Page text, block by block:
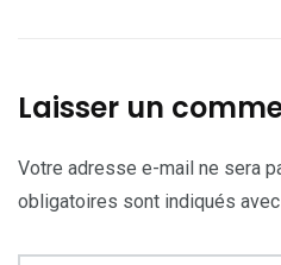
Laisser un
Votre adresse e-mail ne sera
obligatoires sont indiqués avec